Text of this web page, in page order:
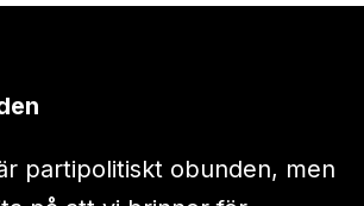
partipolitiskt obunden, men